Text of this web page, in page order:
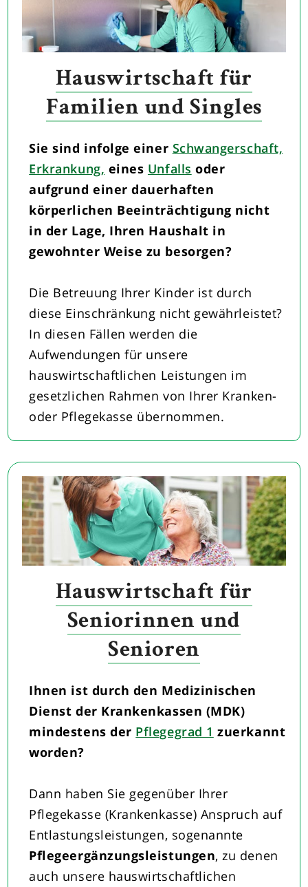
Hauswirtschaft für
Familien und Singles
Sie sind infolge einer Schwangerschaft,
Erkrankung, eines Unfalls oder
aufgrund einer dauerhaften
körperlichen Beeinträchtigung nicht
in der Lage, Ihren Haushalt in
gewohnter Weise zu besorgen?
Die Betreuung Ihrer Kinder ist durch
diese Einschränkung nicht gewährleistet?
In diesen Fällen werden die
Aufwendungen für unsere
hauswirtschaftlichen Leistungen im
gesetzlichen Rahmen von Ihrer Kranken-
oder Pflegekasse übernommen.
Hauswirtschaft für
Seniorinnen und
Senioren
Ihnen ist durch den Medizinischen
Dienst der Krankenkassen (MDK)
mindestens der Pflegegrad 1 zuerkannt
worden?
Dann haben Sie gegenüber Ihrer
Pflegekasse (Krankenkasse) Anspruch auf
Entlastungsleistungen, sogenannte
Pflegeergänzungsleistungen, zu denen
auch unsere hauswirtschaftlichen